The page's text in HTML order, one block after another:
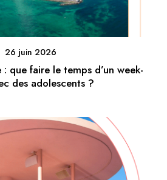
26 juin 2026
que faire le temps d’un week-
des adolescents ?